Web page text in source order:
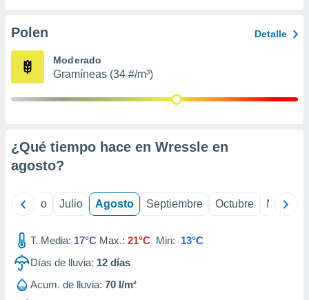
e
mediante
de
1199
Polen Detalle
Moderado
Gramíneas (34 #/m³)
¿Qué tiempo hace en Wressle en
agosto?
Junio Julio Agosto Septiembre Octubre
T. Media: 17°C Max.: 21°C Min: 13°C
Días de lluvia: 12 días
Acum. de lluvia: 70 l/m²